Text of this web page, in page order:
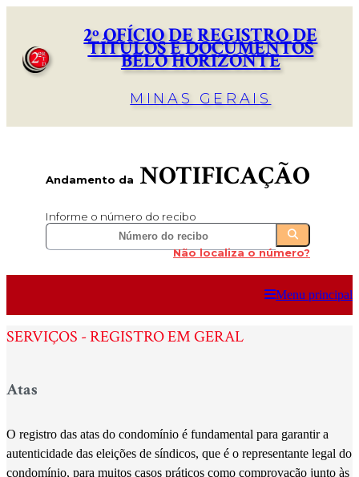
2º OFÍCIO DE REGISTRO DE
TÍTULOS E DOCUMENTOS
BELO HORIZONTE
MINAS GERAIS
Andamento da NOTIFICAÇÃO
Informe o número do recibo
Não localiza o número?
Menu principal
SERVIÇOS - REGISTRO EM GERAL
Atas
O registro das atas do condomínio é fundamental para garantir a
autenticidade das eleições de síndicos, que é o representante legal do
condomínio, para muitos casos práticos como comprovação junto às